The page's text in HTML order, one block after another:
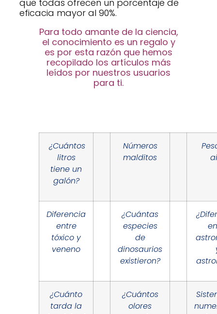
que todas ofrecen un porcentaje de
eficacia mayor al 90%.
Para todo amante de la ciencia,
el conocimiento es un regalo y
es por esta razón que hemos
recopilado los artículos más
leídos por nuestros usuarios
para ti.
¿Cuántos
litros
tiene un
galón?
Números
malditos
Diferencia
entre
tóxico y
veneno
¿Cuántas
especies
de
dinosaurios
existieron?
¿Cuánto
tarda la
¿Cuántos
olores